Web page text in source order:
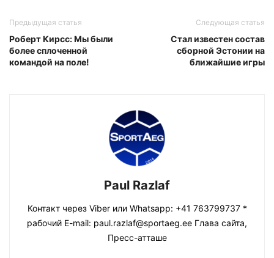
Предыдущая статья
Роберт Кирсс: Мы были
более сплоченной
командой на поле!
Следующая статья
Стал известен состав
сборной Эстонии на
ближайшие игры
Paul Razlaf
Контакт через Viber или Whatsapp: +41 763799737 *
рабочий E-mail: paul.razlaf@sportaeg.ee Глава сайта,
Пресс-атташе